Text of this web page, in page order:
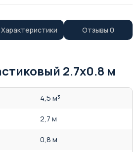
Характеристики Отзывы 0
2.7х0.8 м
4,5 м³
2,7 м
0,8 м